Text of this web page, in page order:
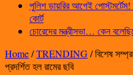
পুলিশ ডায়রির আগেই
কোর্ট
চোরেদের মন্ত্রীসভা… কেন
Home/TRENDING/বিশেষ
প্রদর্শিত হল রামের ছবি